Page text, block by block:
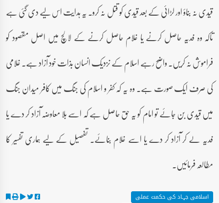
قیدی نہ بناؤ اور لڑائی کے بعد قیدی کو قتل نہ کرو۔ یہ ہدایت اس لیے دی گئی ہے
تاکہ وہ فدیہ حاصل کرنے یا غلام حاصل کرنے کے لالچ میں اصل مقصود کو
فراموش نہ کریں۔ واضح رہے اسلام کے نزدیک انسان بذات خود آزاد ہے۔ غلامی
کی صرف ایک صورت ہے۔ وہ یہ کہ کفر و اسلام کی جنگ میں کافر میدان جنگ
میں قیدی بن جائے تو امام کو یہ حق حاصل ہے کہ اسے بلا معاوضہ آزاد کر دے یا
فدیہ لے کر آزاد کر دے یا اسے غلام بنائے۔ تفصیل کے لیے ہماری تفسیر کا
مطالعہ فرمائیں۔
اسلامی جہاد کی حکمت عملی